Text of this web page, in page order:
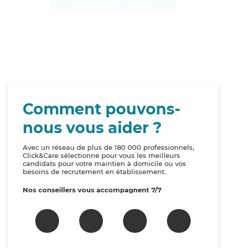
Comment pouvons-
nous vous aider ?
Avec un réseau de plus de 180 000 professionnels,
Click&Care sélectionne pour vous les meilleurs
candidats pour votre maintien à domicile ou vos
besoins de recrutement en établissement.
Nos conseillers vous accompagnent 7/7